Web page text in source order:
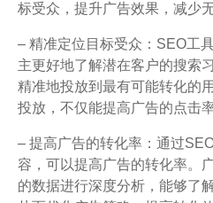
标受众，提升广告效果，减少
– 精准定位目标受众：SEO工
主更好地了解潜在客户的搜索
精准地投放到最有可能转化的
投放，不仅能提高广告的点击
– 提高广告的转化率：通过
容，可以提高广告的转化率。
的数据进行深度分析，能够了